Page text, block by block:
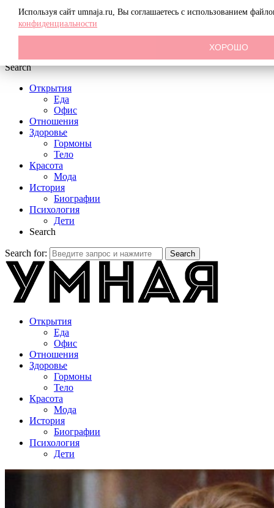
Menu
Search
Открытия
Еда
Офис
Отношения
Здоровье
Гормоны
Тело
Красота
Мода
История
Биографии
Психология
Дети
Search
Search for: Search
Открытия
Еда
Офис
Отношения
Здоровье
Гормоны
Тело
Красота
Мода
История
Биографии
Психология
Дети
Используя сайт umnaja.ru, Вы соглашаетесь с использованием
конфиденциальности
ХОРОШО